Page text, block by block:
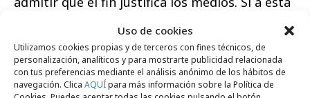
Uso de cookies
Utilizamos cookies propias y de terceros con fines técnicos, de
personalización, analíticos y para mostrarte publicidad relacionada
con tus preferencias mediante el análisis anónimo de los hábitos de
navegación. Clica AQUÍpara más información sobre la Política de
pasión por América y nuestro compromiso con
sus ciudadanos, tenemos el diario que
debemos impulsar hoy. En ese sentido, y en